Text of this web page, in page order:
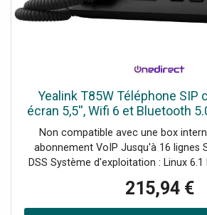
Yealink T85W Téléphone SIP
écran 5,5'', Wifi 6 et Bluetooth
performance et la
Non compatible avec une box
abonnement VoIP Jusqu'à 16 lignes
DSS Système d'exploitation : Linux 6.1
Acoustic Shield Conférences
participants Wifi 6 double bande et
215,94 €